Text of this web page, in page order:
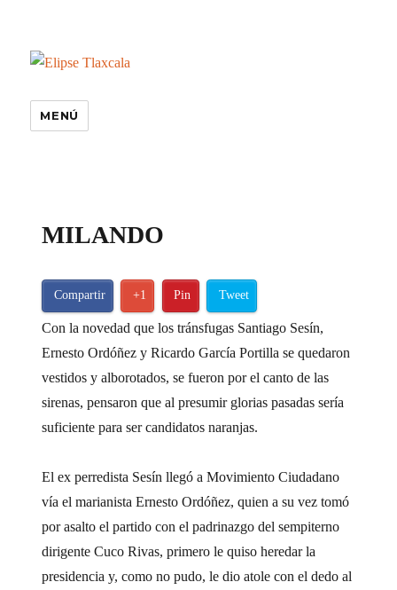
MENÚ
MILANDO
Compartir +1 Pin Tweet
Con la novedad que los tránsfugas Santiago Sesín,
Ernesto Ordóñez y Ricardo García Portilla se quedaron
vestidos y alborotados, se fueron por el canto de las
sirenas, pensaron que al presumir glorias pasadas sería
suficiente para ser candidatos naranjas.
El ex perredista Sesín llegó a Movimiento Ciudadano
vía el marianista Ernesto Ordóñez, quien a su vez tomó
por asalto el partido con el padrinazgo del sempiterno
dirigente Cuco Rivas, primero le quiso heredar la
presidencia y, como no pudo, le dio atole con el dedo al